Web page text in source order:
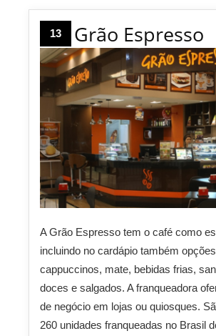
13 Grão Espresso
A Grão Espresso tem o café como
incluindo no cardápio também
cappuccinos, mate, bebidas frias,
doces e salgados. A franqueadora
de negócio em lojas ou quiosques.
260 unidades franqueadas no Brasil